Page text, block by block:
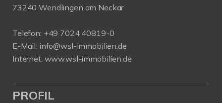
73240 Wendlingen am Neckar
Telefon: +49 7024 40819-0
E-Mail: info@wsl-immobilien.de
Internet: www.wsl-immobilien.de
PROFIL